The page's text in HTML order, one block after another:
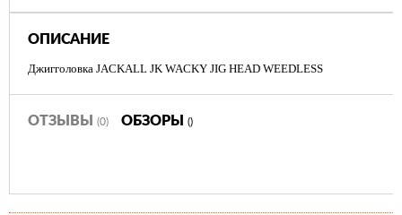
ОПИСАНИЕ
Джигголовка JACKALL JK WACKY JIG HEAD WEEDLESS
ОТЗЫВЫ (0) ОБЗОРЫ ()